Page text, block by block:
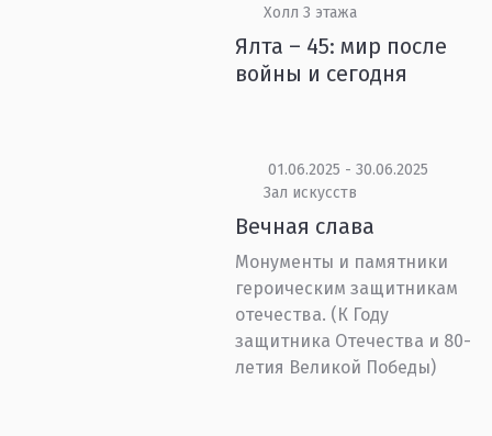
Холл 3 этажа
Ялта – 45: мир после
войны и сегодня
01.06.2025 - 30.06.2025
Зал искусств
Вечная слава
Монументы и памятники
героическим защитникам
отечества. (К Году
защитника Отечества и 80-
летия Великой Победы)